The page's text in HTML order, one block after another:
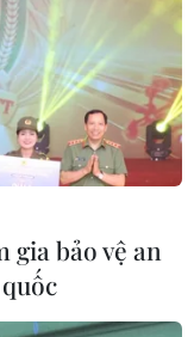
gia bảo vệ an